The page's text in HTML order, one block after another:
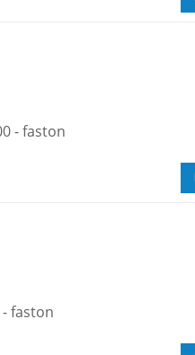
- faston
- faston